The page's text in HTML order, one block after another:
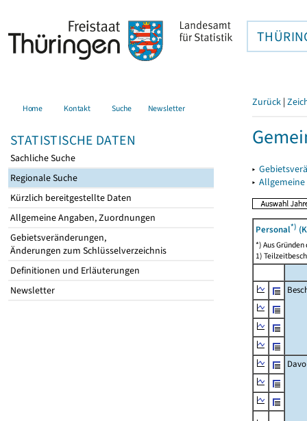
Home Kontakt Suche Newsletter
STATISTISCHE DATEN
Sachliche Suche
Regionale Suche
Kürzlich bereitgestellte Daten
Allgemeine Angaben, Zuordnungen
Gebietsveränderungen,
Änderungen zum Schlüsselverzeichnis
Definitionen und Erläuterungen
Newsletter
Zurück |
▸
▸
Personal*)
*) Aus
1)